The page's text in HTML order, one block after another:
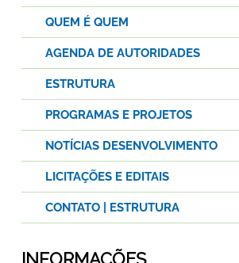
QUEM É QUEM
AGENDA DE AUTORIDADES
ESTRUTURA
PROGRAMAS E PROJETOS
NOTÍCIAS DESENVOLVIMENTO
LICITAÇÕES E EDITAIS
CONTATO | ESTRUTURA